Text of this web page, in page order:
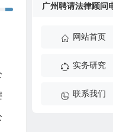
广州聘请法律顾问
网站首页
实务研究
联系我们